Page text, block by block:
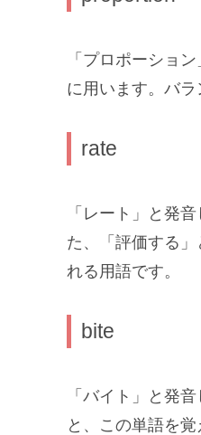
「プロポーショ
に用います。バラ
rate
「レート」と発
た、「評価する
れる用語です。
bite
「バイト」と発
と、この単語を覚